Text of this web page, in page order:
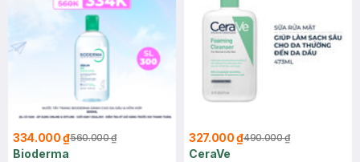
334.000 ₫560.000 ₫
Bioderma
327.000 ₫490.000 ₫
CeraVe